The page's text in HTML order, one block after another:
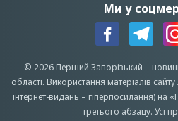
Ми у
© 2026 Перший Запорізький –
області. Використання матеріалів
інтернет-видань – гіперпосилання)
третього абзацу. Усi